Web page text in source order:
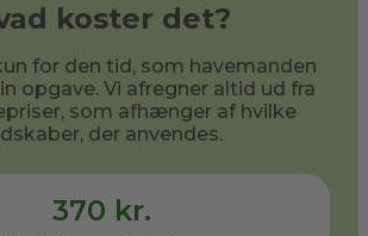
koster det?
for den tid, som havemanden
opgave. Vi afregner altid ud fra
som afhænger af hvilke
der anvendes.
370 kr.